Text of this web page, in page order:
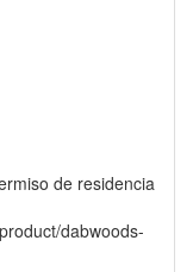
de residencia
dabwoods-